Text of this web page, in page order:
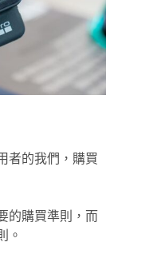
者的我們，購買
的購買準則，而
。